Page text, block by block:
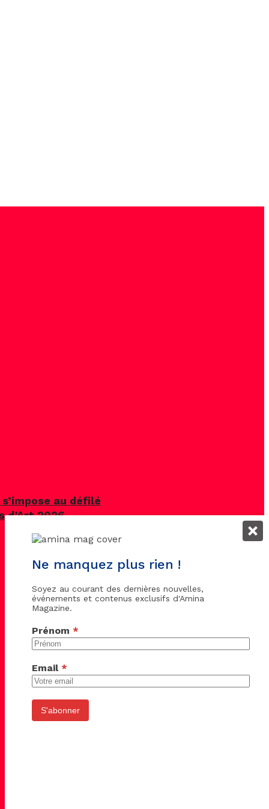
au défilé
d’Art 2026
Ne manquez plus rien !
Soyez au courant des dernières nouvelles,
événements et contenus exclusifs d'Amina
Magazine.
Prénom *
Email *
S'abonner